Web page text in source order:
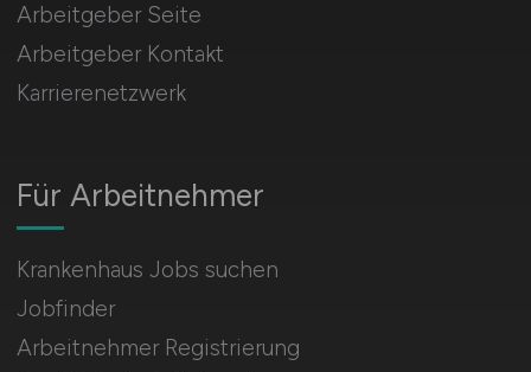
Für Arbeitnehmer
Krankenhaus Jobs suchen
Jobfinder
Arbeitnehmer Registrierung
Arbeitgeber Seite
Arbeitgeber Kontakt
Karrierenetzwerk